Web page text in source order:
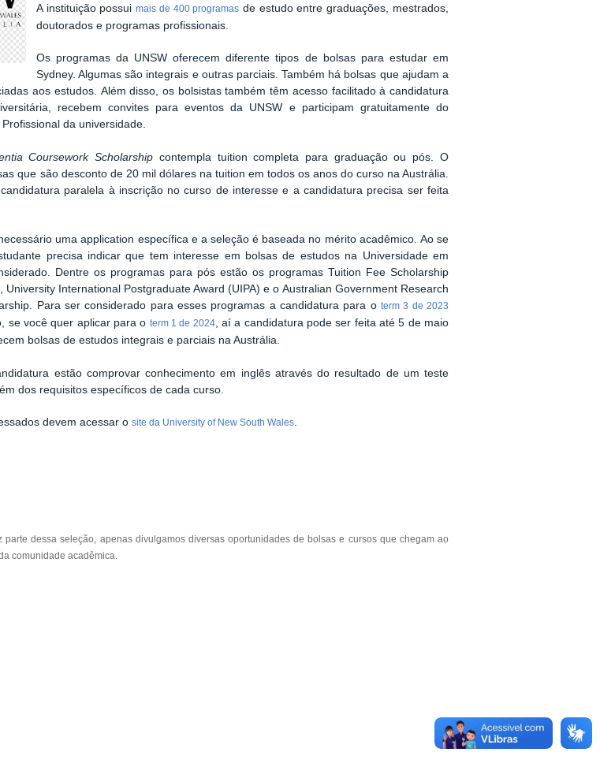
A instituição possuimais de 400 programas de estudo entre graduações, mestrados,
doutorados e programas profissionais.
Os programas da UNSW oferecem diferente tipos de bolsas para estudar em
Sydney. Algumas são integrais e outras parciais. Também há bolsas que ajudam a
aos estudos. Além disso, os bolsistas também têm acesso facilitado à candidatura
recebem convites para eventos da UNSW e participam gratuitamente do
da universidade.
Coursework Scholarship contempla tuition completa para graduação ou pós. O
que são desconto de 20 mil dólares na tuition em todos os anos do curso na Austrália.
paralela à inscrição no curso de interesse e a candidatura precisa ser feita
uma application específica e a seleção é baseada no mérito acadêmico. Ao se
precisa indicar que tem interesse em bolsas de estudos na Universidade em
Dentre os programas para pós estão os programas Tuition Fee Scholarship
International Postgraduate Award (UIPA) e o Australian Government Research
Para ser considerado para esses programas a candidatura para o term 3 de 2023
se você quer aplicar para o term 1 de 2024, aí a candidatura pode ser feita até 5 de maio
bolsas de estudos integrais e parciais na Austrália.
estão comprovar conhecimento em inglês através do resultado de um teste
dos requisitos específicos de cada curso.
devem acessar osite da University of New South Wales.
parte dessa seleção, apenas divulgamos diversas oportunidades de bolsas e cursos que chegam ao
comunidade acadêmica.